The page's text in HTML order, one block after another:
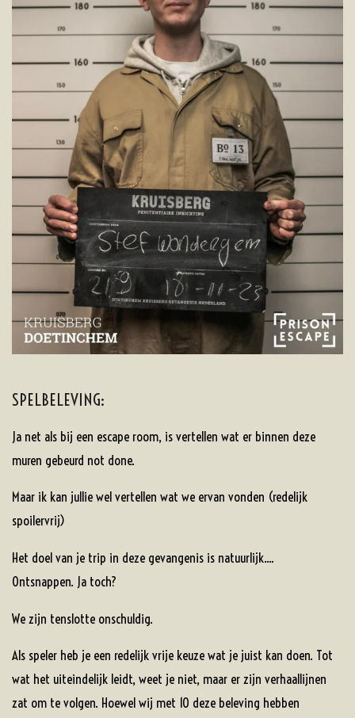
SPELBELEVING:
Ja net als bij een escape room, is vertellen wat er binnen deze
muren gebeurd not done.
Maar ik kan jullie wel vertellen wat we ervan vonden (redelijk
spoilervrij)
Het doel van je trip in deze gevangenis is natuurlijk....
Ontsnappen. Ja toch?
We zijn tenslotte onschuldig.
Als speler heb je een redelijk vrije keuze wat je juist kan doen. Tot
wat het uiteindelijk leidt, weet je niet, maar er zijn verhaallijnen
zat om te volgen. Hoewel wij met 10 deze beleving hebben